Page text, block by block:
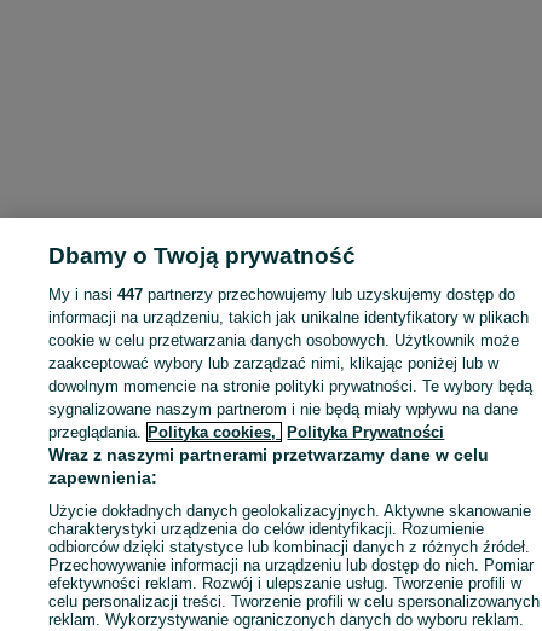
Dbamy o Twoją prywatność
My i nasi447 partnerzy przechowujemy lub uzyskujemy dostęp do
informacji na urządzeniu, takich jak unikalne identyfikatory w plikach
cookie w celu przetwarzania danych osobowych. Użytkownik może
zaakceptować wybory lub zarządzać nimi, klikając poniżej lub w
dowolnym momencie na stronie polityki prywatności. Te wybory będą
sygnalizowane naszym partnerom i nie będą miały wpływu na dane
przeglądania. Polityka cookies, Polityka Prywatności
Wraz z naszymi partnerami przetwarzamy dane w celu
zapewnienia:
Użycie dokładnych danych geolokalizacyjnych. Aktywne skanowanie
charakterystyki urządzenia do celów identyfikacji. Rozumienie
odbiorców dzięki statystyce lub kombinacji danych z różnych źródeł.
Przechowywanie informacji na urządzeniu lub dostęp do nich. Pomiar
efektywności reklam. Rozwój i ulepszanie usług. Tworzenie profili w
celu personalizacji treści. Tworzenie profili w celu spersonalizowanych
reklam. Wykorzystywanie ograniczonych danych do wyboru reklam.